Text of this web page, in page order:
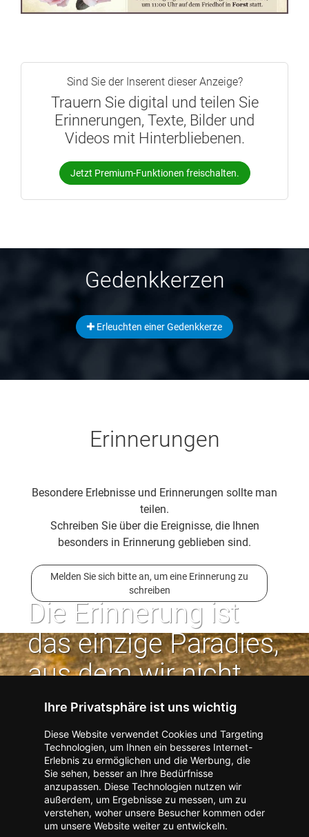
Ihre Privatsphäre ist uns wichtig
Diese Website verwendet Cookies und Targeting
Technologien, um Ihnen ein besseres Internet-
Erlebnis zu ermöglichen und die Werbung, die
Sie sehen, besser an Ihre Bedürfnisse
anzupassen. Diese Technologien nutzen wir
außerdem, um Ergebnisse zu messen, um zu
verstehen, woher unsere Besucher kommen oder
um unsere Website weiter zu entwickeln.
Sind Sie der Inserent dieser Anzeige?
Trauern Sie digital und teilen Sie
Erinnerungen, Texte, Bilder und
Videos mit Hinterbliebenen.
Jetzt Premium-Funktionen freischalten.
Gedenkkerzen
Erleuchten einer Gedenkkerze
Erinnerungen
Besondere Erlebnisse und Erinnerungen sollte man
teilen.
Schreiben Sie über die Ereignisse, die Ihnen
besonders in Erinnerung geblieben sind.
Melden Sie sich bitte an, um eine Erinnerung zu
schreiben
Die Erinnerung ist
das einzige Paradies,
aus dem wir nicht
vertrieben werden
können. | Jean Paul
Kontakt zum Verlag aufnehmen Missbrauch melden
Impressum Datenschutz
Barrierefreiheit
Barriere melden
m
A
Accessibility-Modus aktivieren
I
m
Kontrastmodus aktivieren
Hilfe
eigenes Gedenkportal erstellen